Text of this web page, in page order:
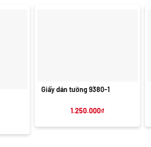
Giấy dán tường 9380-1
1.250.000₫